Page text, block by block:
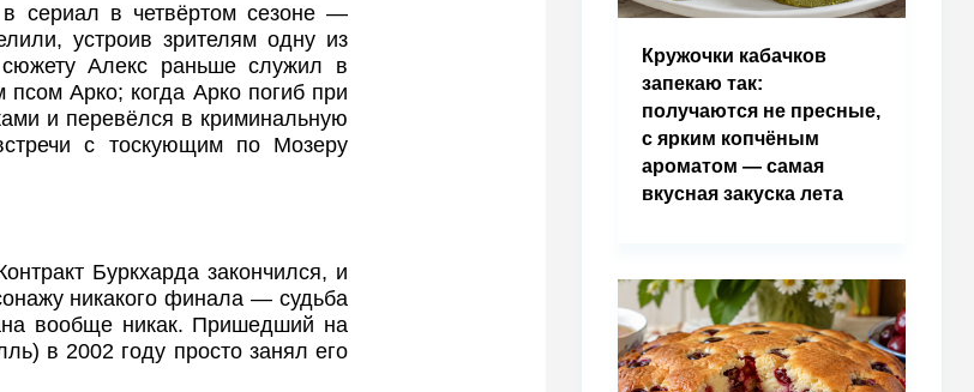
сериал в четвёртом сезоне —
устроив зрителям одну из
Алекс раньше служил в
псом Арко; когда Арко погиб при
и перевёлся в криминальную
с тоскующим по Мозеру
Буркхарда закончился, и
никакого финала — судьба
вообще никак. Пришедший на
в 2002 году просто занял его
Кружочки кабачков
запекаю так:
получаются не пресные,
с ярким копчёным
ароматом — самая
вкусная закуска лета